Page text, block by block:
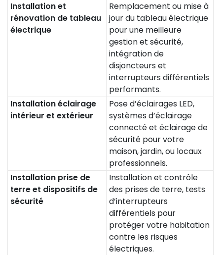
Installation et
rénovation de tableau
électrique
Remplacement ou mise à
jour du tableau électrique
pour une meilleure
gestion et sécurité,
intégration de
disjoncteurs et
interrupteurs différentiels
performants.
Installation éclairage
intérieur et extérieur
Pose d’éclairages LED,
systèmes d’éclairage
connecté et éclairage de
sécurité pour votre
maison, jardin, ou locaux
professionnels.
Installation prise de
terre et dispositifs de
sécurité
Installation et contrôle
des prises de terre, tests
d’interrupteurs
différentiels pour
protéger votre habitation
contre les risques
électriques.